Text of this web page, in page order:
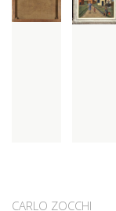
CARLO ZOCCHI